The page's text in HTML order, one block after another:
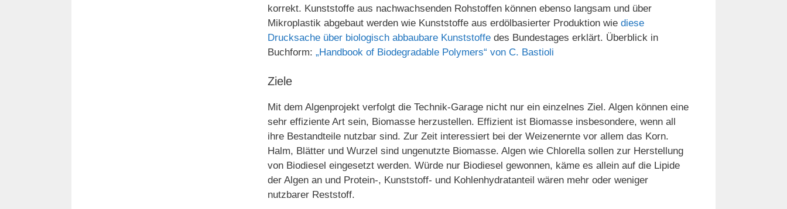
korrekt. Kunststoffe aus nachwachsenden Rohstoffen können ebenso langsam und über
Mikroplastik abgebaut werden wie Kunststoffe aus erdölbasierter Produktion wie diese
Drucksache über biologisch abbaubare Kunststoffe des Bundestages erklärt. Überblick in
Buchform: „Handbook of Biodegradable Polymers“ von C. Bastioli
Ziele
Mit dem Algenprojekt verfolgt die Technik-Garage nicht nur ein einzelnes Ziel. Algen können eine
sehr effiziente Art sein, Biomasse herzustellen. Effizient ist Biomasse insbesondere, wenn all
ihre Bestandteile nutzbar sind. Zur Zeit interessiert bei der Weizenernte vor allem das Korn.
Halm, Blätter und Wurzel sind ungenutzte Biomasse. Algen wie Chlorella sollen zur Herstellung
von Biodiesel eingesetzt werden. Würde nur Biodiesel gewonnen, käme es allein auf die Lipide
der Algen an und Protein-, Kunststoff- und Kohlenhydratanteil wären mehr oder weniger
nutzbarer Reststoff.